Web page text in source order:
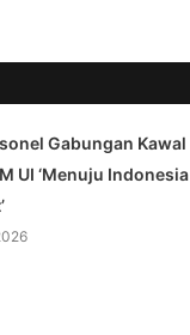
Gabungan Kawal
UI ‘Menuju Indonesia